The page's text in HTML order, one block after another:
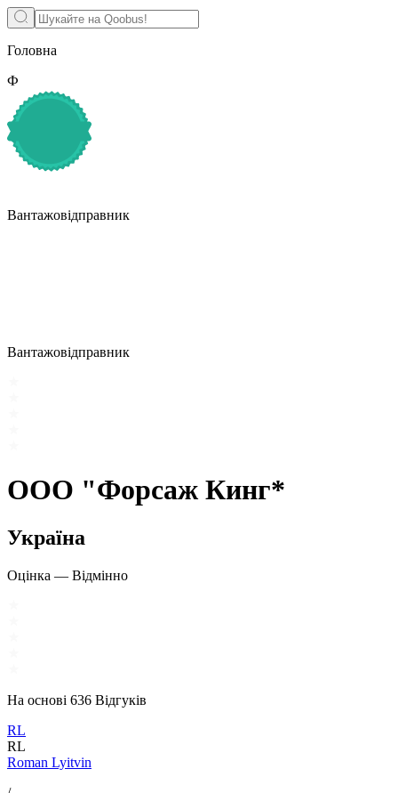
Головна
Ф
Вантажовідправник
Вантажовідправник
ООО "Форсаж Кинг*
Україна
Оцінка — Відмінно
На основі 636 Відгуків
RL
RL
Roman Lyitvin